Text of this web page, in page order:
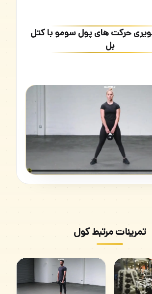
حرکت های پول سومو با کتل
بل
تمرینات مرتبط کول